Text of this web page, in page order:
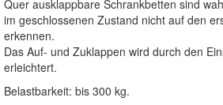
Quer ausklappbare Schrankbetten sind
im geschlossenen Zustand nicht auf den
erkennen.
Das Auf- und Zuklappen wird durch den
erleichtert.
Belastbarkeit: bis 300 kg.